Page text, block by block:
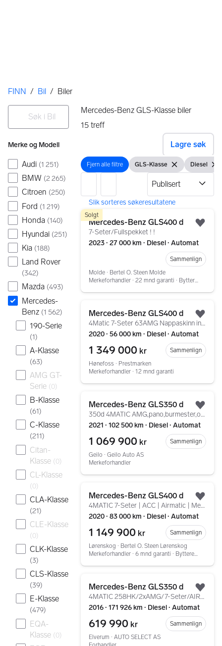
Her er du
FINN / Bil / Biler
Filtre
Søk i Bil
Merke og Modell
Audi (1 251)
BMW (2 265)
Citroen (250)
Ford (1 219)
Honda (140)
Hyundai (251)
Kia (188)
Land Rover
(342)
Mazda (493)
Mercedes-
Benz (1 562)
190-Serie
(1)
A-Klasse
(63)
AMG GT-
Serie (0)
B-Klasse
(61)
C-Klasse
(211)
Citan-
Klasse (0)
CL-Klasse
(0)
CLA-Klasse
(21)
CLE-Klasse
(0)
CLK-Klasse
(3)
CLS-Klasse
(39)
E-Klasse
(479)
EQA-
Klasse (0)
Mercedes-Benz GLS-Klasse biler
15treff
Lagre søk
Fjern alle filtre
Fjern alle filtre Vis filter
GLS-Klasse Fjern filteret
Vis filter
Diesel
15 resultater
Solgt
Mercedes-Benz GLS400 d
7-Seter/Fullspekket ! !
2023 ∙ 27 000 km ∙ Diesel ∙ Automat
Sammenlign
Molde ∙ Bertel O. Steen Molde
Merkeforhandler ∙ 22 mnd garanti ∙ Bytterett ∙ Service ∙ Tilstandsrapport
Gå til annonsen
Mercedes-Benz GLS400 d
4Matic 7-Seter 63AMG Nappaskinn interiør / Offroadpakke
2020 ∙ 56 000 km ∙ Diesel ∙ Automat
1 349 000 kr
Sammenlign
Hønefoss ∙ Prestmarken
Merkeforhandler ∙ 12 mnd garanti
Mercedes-Benz GLS350 d
350d 4MATIC AMG,pano,burmester,off road pakke,1eier++
2021 ∙ 102 500 km ∙ Diesel ∙ Automat
1 069 900 kr
Sammenlign
Geilo ∙ Geilo Auto AS
Merkeforhandler
Mercedes-Benz GLS400 d
4MATIC 7-Seter | ACC | Airmatic | Memory | Panorama
2020 ∙ 83 000 km ∙ Diesel ∙ Automat
1 149 900 kr
Sammenlign
Lørenskog ∙ Bertel O. Steen Lørenskog
Merkeforhandler ∙ 6 mnd garanti ∙ Bytterett ∙ Service
Mercedes-Benz GLS350 d
4MATIC 258HK/2xAMG/7-Seter/AIRMATIC/Pano/H&K/Krok++
2016 ∙ 171 926 km ∙ Diesel ∙ Automat
619 990 kr
Sammenlign
Elverum ∙ AUTO SELECT AS